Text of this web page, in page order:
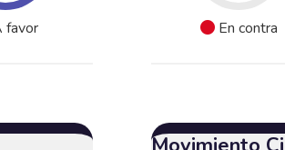
favor En contra